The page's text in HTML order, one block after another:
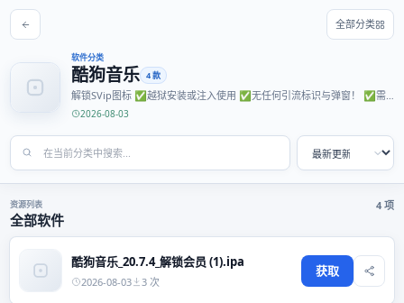
全部分类
软件分类
酷狗音乐 4 款
解锁SVip图标 ✅越狱安装或注入使用 ✅无任何引流标识与弹窗！ ✅需
登录账号 去除部分广告
2026-08-03
资源列表
全部软件
4 项
酷狗音乐_20.7.4_解锁会员 (1).ipa
2026-08-03 3 次
获取